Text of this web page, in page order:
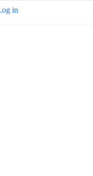
in